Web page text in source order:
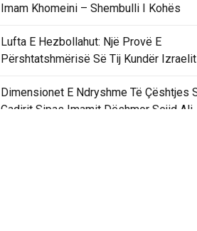
Imam Khomeini – Shembulli I Kohës
Lufta E Hezbollahut: Një Provë E
Përshtatshmërisë Së Tij Kundër Izraelit
Dimensionet E Ndryshme Të Çështjes
Gadirit Sipas Imamit Dëshmor Sejid Ali